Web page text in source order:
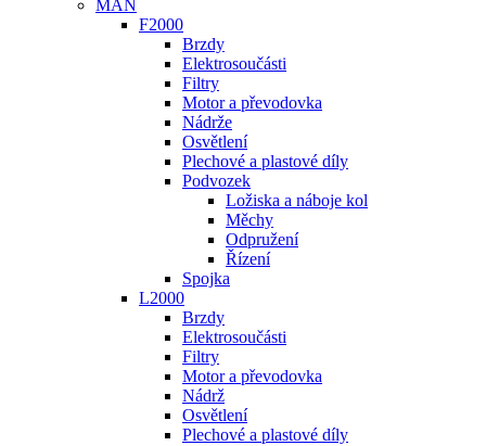
MAN
F2000
Brzdy
Elektrosoučásti
Filtry
Motor a převodovka
Nádrže
Osvětlení
Plechové a plastové díly
Podvozek
Ložiska a náboje kol
Měchy
Odpružení
Řízení
Spojka
L2000
Brzdy
Elektrosoučásti
Filtry
Motor a převodovka
Nádrž
Osvětlení
Plechové a plastové díly